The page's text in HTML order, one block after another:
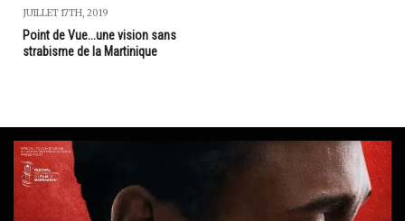
JUILLET 17TH, 2019
Point de Vue...une vision sans
strabisme de la Martinique